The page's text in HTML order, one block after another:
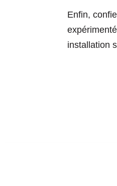
Enfin,
installation